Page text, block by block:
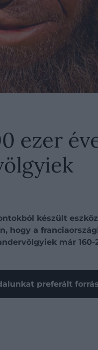
ezer
készült
hogy a
már
preferált